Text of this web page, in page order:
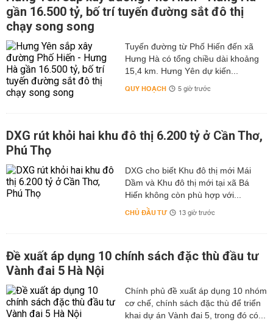
gần 16.500 tỷ, bố trí tuyến đường sắt đô thị
chạy song song
Tuyến đường từ Phố Hiến đến xã
Hưng Hà có tổng chiều dài khoảng
15,4 km. Hưng Yên dự kiến...
QUY HOẠCH 5 giờ trước
DXG rút khỏi hai khu đô thị 6.200 tỷ ở Cần Thơ,
Phú Thọ
DXG cho biết Khu đô thị mới Mái
Dầm và Khu đô thị mới tại xã Bá
Hiến không còn phù hợp với...
CHỦ ĐẦU TƯ 13 giờ trước
Đề xuất áp dụng 10 chính sách đặc thù đầu tư
Vành đai 5 Hà Nội
Chính phủ đề xuất áp dụng 10 nhóm
cơ chế, chính sách đặc thù để triển
khai dự án Vành đai 5, trong đó có...